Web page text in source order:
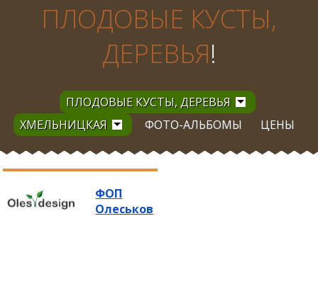
ПЛОДОВЫЕ КУСТЫ,
ДЕРЕВЬЯ!
ПЛОДОВЫЕ КУСТЫ, ДЕРЕВЬЯ
ХМЕЛЬНИЦКАЯ
ФОТО-АЛЬБОМЫ ЦЕНЫ
ФОП
Олеськов